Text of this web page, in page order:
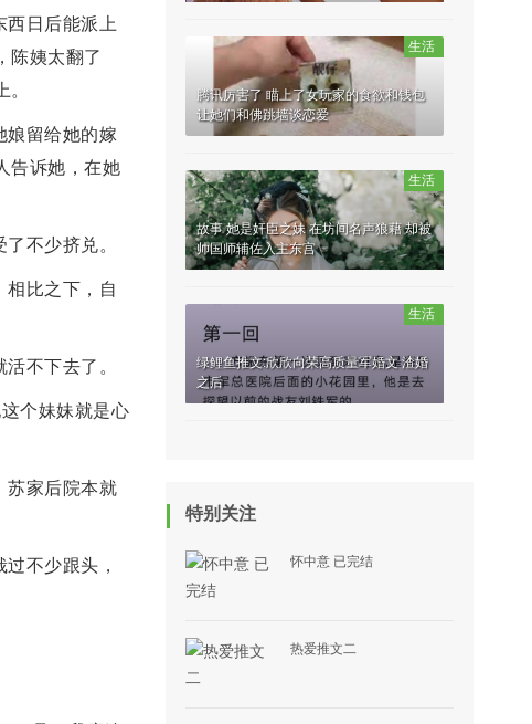
西日后能派上
陈姨太翻了
娘留给她的嫁
告诉她，在她
不少挤兑。
相比之下，自
不下去了。
个妹妹就是心
苏家后院本就
不少跟头，
生活
腾讯厉害了 瞄上了女玩家的食欲和钱包
让她们和佛跳墙谈恋爱
生活
故事 她是奸臣之妹 在坊间名声狼藉 却被
帅国师辅佐入主东宫
生活
绿鲤鱼推文:欣欣向荣高质量军婚文 渣婚
之后
特别关注
怀中意 已完结
热爱推文二